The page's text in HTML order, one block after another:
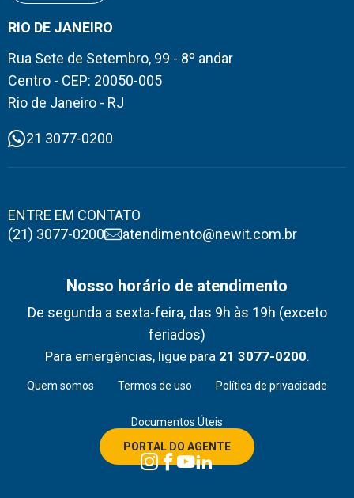
RIO DE JANEIRO
Rua Sete de Setembro, 99 - 8º andar
Centro - CEP: 20050-005
Rio de Janeiro - RJ
21 3077-0200
ENTRE EM CONTATO
(21) 3077-0200
atendimento@newit.com.br
Nosso horário de atendimento
De segunda a sexta-feira, das 9h às 19h (exceto
feriados)
Para emergências, ligue para 21 3077-0200.
Quem somos Termos de uso Política de privacidade
Documentos Úteis
PORTAL DO AGENTE